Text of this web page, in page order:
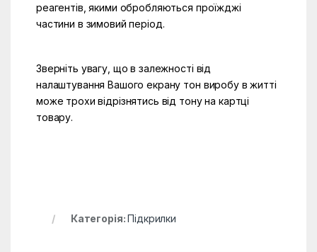
реагентів, якими обробляються проїжджі
частини в зимовий період.
Зверніть увагу, що в залежності від
налаштування Вашого екрану тон виробу в житті
може трохи відрізнятись від тону на картці
товару.
Категорія:Підкрилки